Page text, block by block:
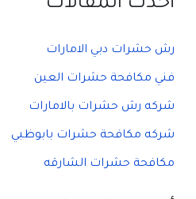
أحدث المقالات
رش حشرات دبي الامارات
فني مكافحة حشرات العين
شركه رش حشرات بالامارات
شركه مكافحة حشرات بابوظبي
مكافحة حشرات الشارقه